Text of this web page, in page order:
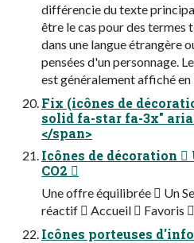
différencie du texte
être le cas pour des termes
dans une langue étrangère
pensées d'un personnage.
est généralement affiché
Fix (icônes de
solid fa-star fa-3x"
</span>
Icônes de décoration
CO2 
Une offre équilibrée  Un
réactif  Accueil  Favoris
Icônes porteuses